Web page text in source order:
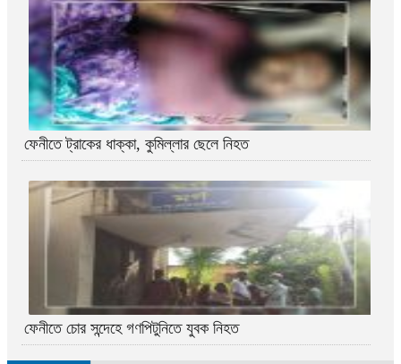
ফেনীতে ট্রাকের ধাক্কা, কুমিল্লার ছেলে নিহত
ফেনীতে চোর সন্দেহে গণপিটুনিতে যুবক নিহত